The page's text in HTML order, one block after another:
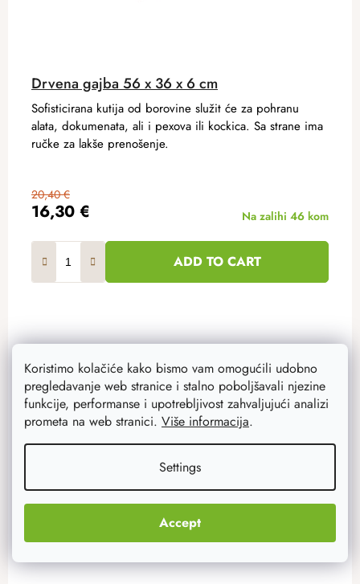
Koristimo kolačiće kako bismo vam omogućili udobno
pregledavanje web stranice i stalno poboljšavali njezine
funkcije, performanse i upotrebljivost zahvaljujući analizi
prometa na web stranici. Više informacija.
Settings
Accept
Drvena gajba 56 x 36 x 6 cm
16,30 €
20,40 €
Na zalihi 46 kom
ADD TO CART
Sofisticirana kutija od borovine služit će za pohranu
alata, dokumenata, ali i pexova ili kockica. Sa strane ima
ručke za lakše prenošenje.
Akcija –20 %